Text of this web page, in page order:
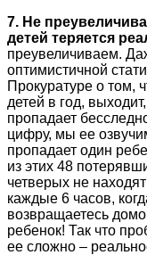
7. Не
детей теряется
преувеличиваем.
оптимистичной
Прокуратуре о том,
детей в год,
пропадает
цифру, мы ее
пропадает один
из этих 48
четверых не
каждые 6 часов,
возвращаетесь
ребенок! Так что
ее сложно –